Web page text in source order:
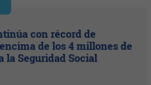
con récord de
de los 4 millones de
la Seguridad Social